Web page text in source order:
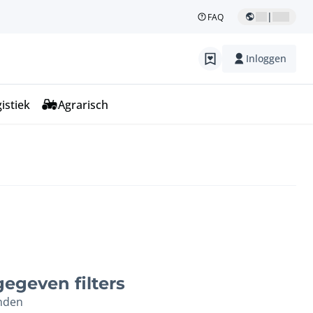
FAQ |
Inloggen
Agrarisch
filters